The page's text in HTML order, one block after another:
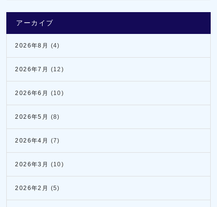
アーカイブ
2026年8月 (4)
2026年7月 (12)
2026年6月 (10)
2026年5月 (8)
2026年4月 (7)
2026年3月 (10)
2026年2月 (5)